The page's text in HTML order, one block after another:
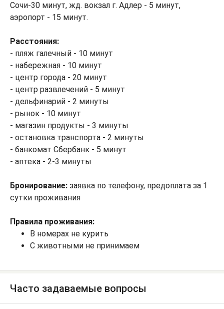
Сочи-30 минут, жд. вокзал г. Адлер - 5 минут,
аэропорт - 15 минут.
Расстояния:
- пляж галечный - 10 минут
- набережная - 10 минут
- центр города - 20 минут
- центр развлечений - 5 минут
- дельфинарий - 2 минуты
- рынок - 10 минут
- магазин продукты - 3 минуты
- остановка транспорта - 2 минуты
- банкомат Сбербанк - 5 минут
- аптека - 2-3 минуты
Бронирование: заявка по телефону, предоплата за 1
сутки проживания
Правила проживания:
В номерах не курить
С животными не принимаем
Часто задаваемые вопросы